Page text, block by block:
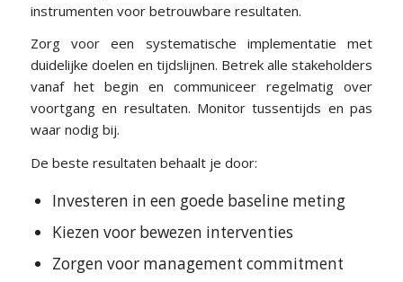
instrumenten voor betrouwbare resultaten.
Zorg voor een systematische implementatie met
duidelijke doelen en tijdslijnen. Betrek alle stakeholders
vanaf het begin en communiceer regelmatig over
voortgang en resultaten. Monitor tussentijds en pas
waar nodig bij.
De beste resultaten behaalt je door:
Investeren in een goede baseline meting
Kiezen voor bewezen interventies
Zorgen voor management commitment